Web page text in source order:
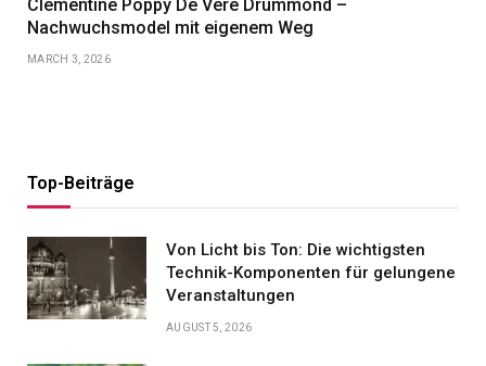
Clementine Poppy De Vere Drummond –
Nachwuchsmodel mit eigenem Weg
MARCH 3, 2026
Top-Beiträge
Von Licht bis Ton: Die wichtigsten
Technik-Komponenten für gelungene
Veranstaltungen
AUGUST 5, 2026